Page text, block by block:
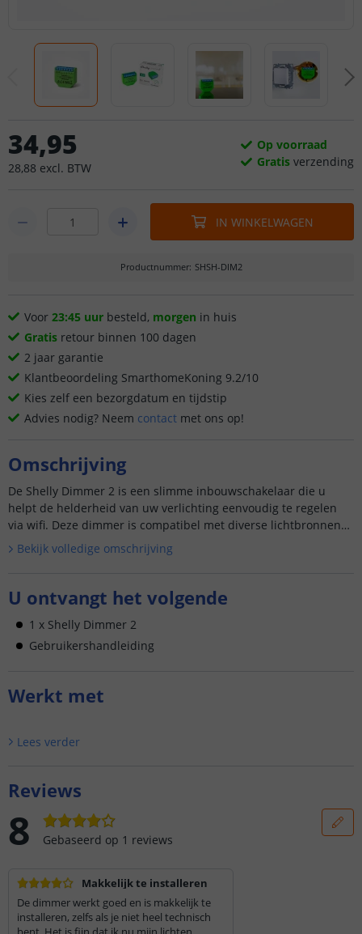
34,95
28,88 excl. BTW
Op voorraad
Gratis verzending
IN WINKELWAGEN
Productnummer: SHSH-DIM2
Voor 23:45 uur besteld, morgen in huis
Gratis retour binnen 100 dagen
2 jaar garantie
Klantbeoordeling SmarthomeKoning 9.2/10
Kies zelf een bezorgdatum en tijdstip
Advies nodig? Neem contact met ons op!
Omschrijving
De Shelly Dimmer 2 is een slimme inbouwschakelaar die u
helpt de helderheid van uw verlichting eenvoudig te regelen
via wifi. Deze dimmer is compatibel met diverse lichtbronnen
en vereist geen neutrale lijn, waardoor installatie in ouder...
Bekijk volledige omschrijving
U ontvangt het volgende
1 x Shelly Dimmer 2
Gebruikershandleiding
Werkt met
Lees verder
Reviews
8 Gebaseerd op 1 reviews
Makkelijk te installeren
De dimmer werkt goed en is makkelijk te
installeren, zelfs als je niet heel technisch